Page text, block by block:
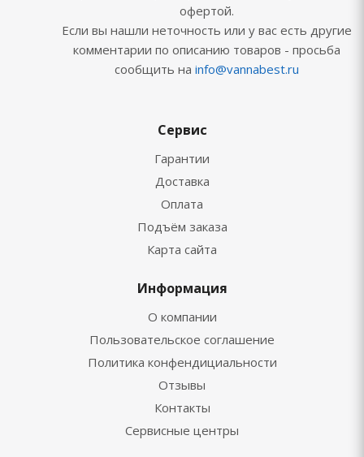
офертой.
Если вы нашли неточность или у вас есть другие
комментарии по описанию товаров - просьба
сообщить на info@vannabest.ru
Сервис
Гарантии
Доставка
Оплата
Подъём заказа
Карта сайта
Информация
О компании
Пользовательское соглашение
Политика конфендициальности
Отзывы
Контакты
Сервисные центры